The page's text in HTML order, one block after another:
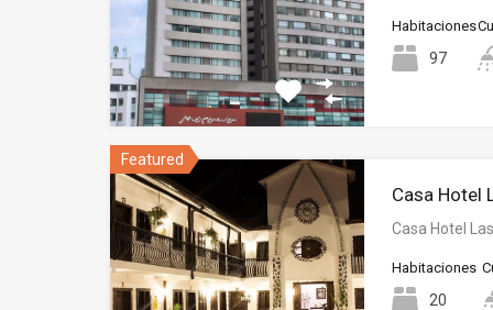
Habitaciones
97
Featured
Casa Hotel
Casa Hotel
Habitaciones
20